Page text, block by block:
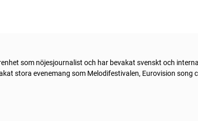
som nöjesjournalist och har bevakat svenskt och
stora evenemang som Melodifestivalen, Eurovision song